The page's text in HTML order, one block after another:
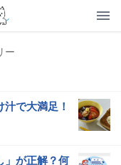
ー
で大満足！
」が正解？何